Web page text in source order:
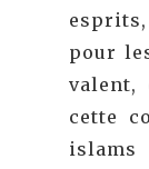
pour
valent,
cette